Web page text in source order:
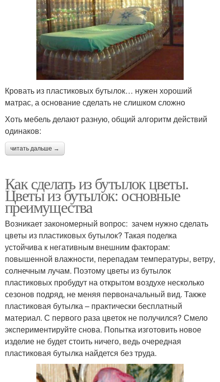
Кровать из пластиковых бутылок… нужен хороший
матрас, а основание сделать не слишком сложно
Хоть мебель делают разную, общий алгоритм действий
одинаков:
читать дальше →
Как сделать из бутылок цветы.
Цветы из бутылок: основные
преимущества
Возникает закономерный вопрос: зачем нужно сделать
цветы из пластиковых бутылок? Такая поделка
устойчива к негативным внешним факторам:
повышенной влажности, перепадам температуры, ветру,
солнечным лучам. Поэтому цветы из бутылок
пластиковых пробудут на открытом воздухе несколько
сезонов подряд, не меняя первоначальный вид. Также
пластиковая бутылка – практически бесплатный
материал. С первого раза цветок не получился? Смело
экспериментируйте снова. Попытка изготовить новое
изделие не будет стоить ничего, ведь очередная
пластиковая бутылка найдется без труда.